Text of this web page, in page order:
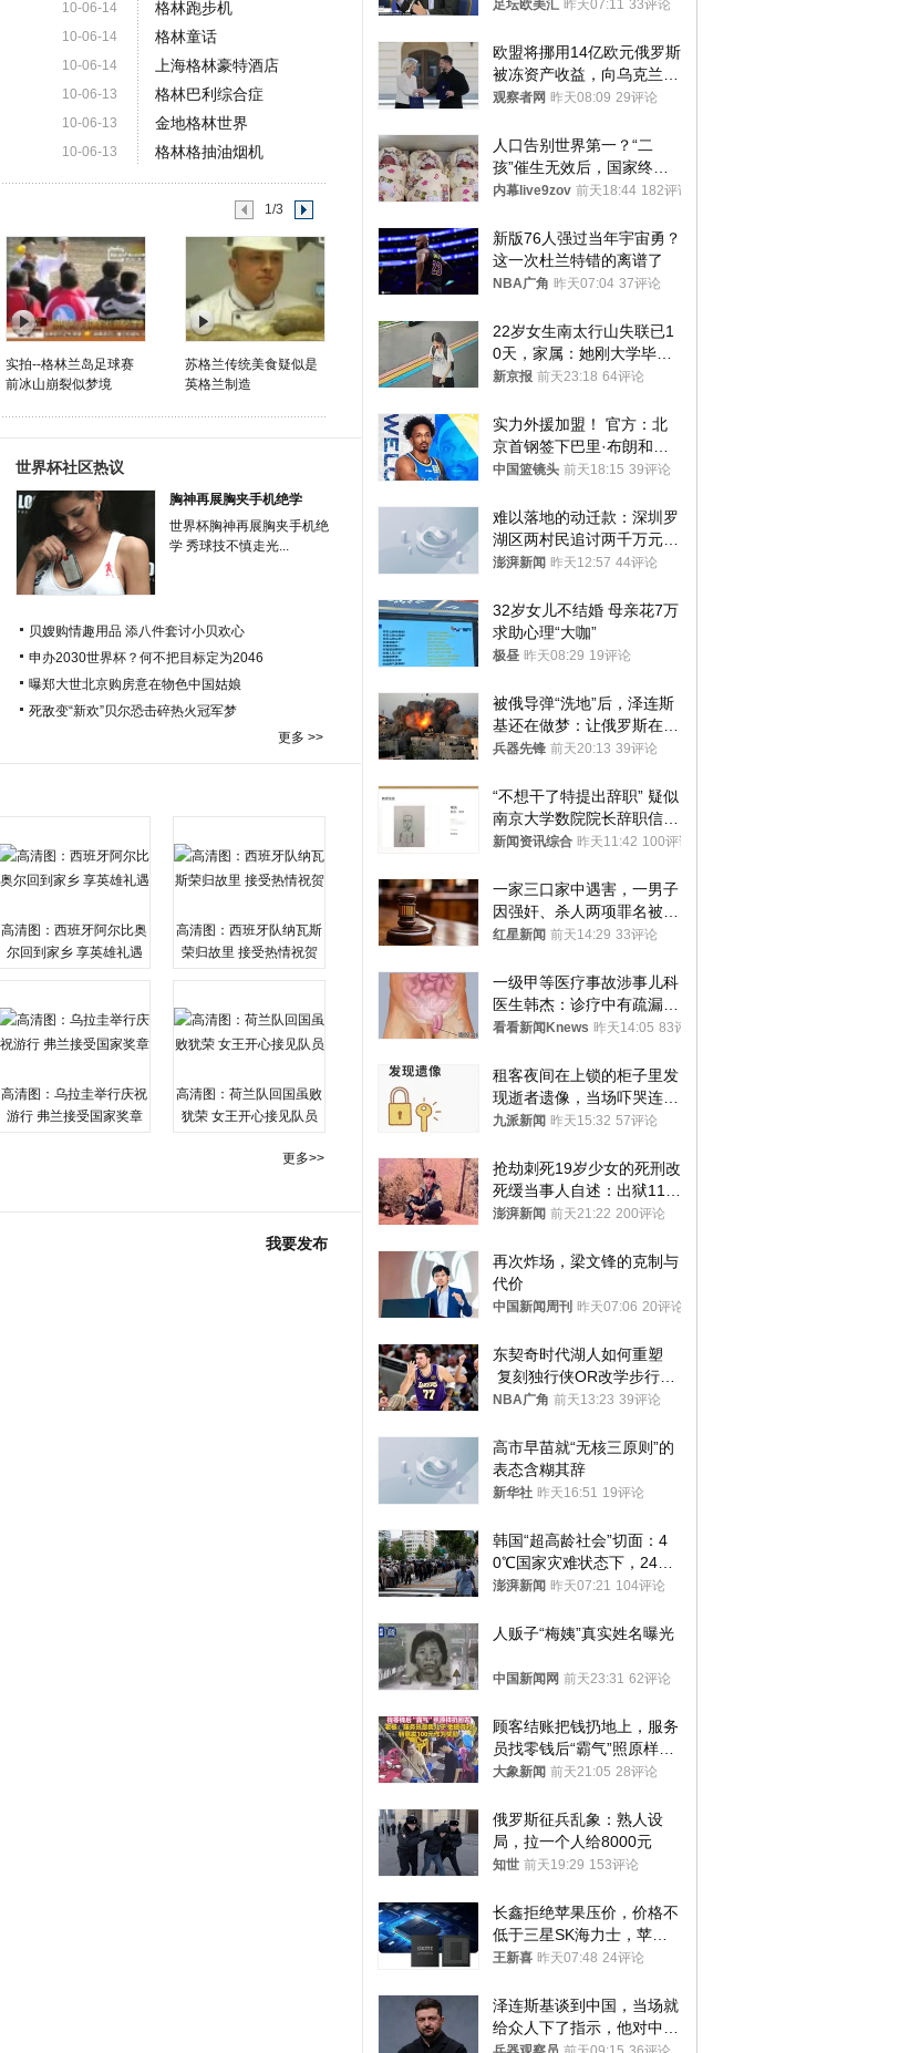
10-06-14
10-06-14
10-06-14
10-06-13
10-06-13
10-06-13
格林跑步机
格林童话
上海格林豪特酒店
格林巴利综合症
金地格林世界
格林格抽油烟机
1/3
实拍--格林兰岛足球赛
前冰山崩裂似梦境
苏格兰传统美食疑似是
英格兰制造
世界杯社区热议
胸神再展胸夹手机绝学
世界杯胸神再展胸夹手机绝
学 秀球技不慎走光...
贝嫂购情趣用品 添八件套讨小贝欢心
申办2030世界杯？何不把目标定为2046
曝郑大世北京购房意在物色中国姑娘
死敌变“新欢”贝尔恐击碎热火冠军梦
更多 >>
高清图：西班牙阿尔比奥
尔回到家乡 享英雄礼遇
高清图：西班牙队纳瓦斯
荣归故里 接受热情祝贺
高清图：乌拉圭举行庆祝
游行 弗兰接受国家奖章
高清图：荷兰队回国虽败
犹荣 女王开心接见队员
更多>>
我要发布
足坛欧美汇 昨天07:11 33评论
欧盟将挪用14亿欧元俄罗斯
被冻资产收益，向乌克兰提
供援助
观察者网 昨天08:09 29评论
人口告别世界第一？“二
孩”催生无效后，国家终于
向住房出手了！
内幕live9zov 前天18:44 182评论
新版76人强过当年宇宙勇？
这一次杜兰特错的离谱了
NBA广角 昨天07:04 37评论
22岁女生南太行山失联已1
0天，家属：她刚大学毕业
想到山里旅行
新京报 前天23:18 64评论
实力外援加盟！ 官方：北
京首钢签下巴里·布朗和桑
普森
中国篮镜头 前天18:15 39评论
难以落地的动迁款：深圳罗
湖区两村民追讨两千万元动
迁款八年未果
澎湃新闻 昨天12:57 44评论
32岁女儿不结婚 母亲花7万
求助心理“大咖”
极昼 昨天08:29 19评论
被俄导弹“洗地”后，泽连斯
基还在做梦：让俄罗斯在冬
季前求和？
兵器先锋 前天20:13 39评论
“不想干了特提出辞职” 疑似
南京大学数院院长辞职信流
传 院方回应
新闻资讯综合 昨天11:42 100评论
一家三口家中遇害，一男子
因强奸、杀人两项罪名被判
死缓 最高检介入后改判无
红星新闻 前天14:29 33评论
一级甲等医疗事故涉事儿科
医生韩杰：诊疗中有疏漏，
我认错，但不能认罪
看看新闻Knews 昨天14:05 83评论
租客夜间在上锁的柜子里发
现逝者遗像，当场吓哭连夜
搬离，房东退还押金
九派新闻 昨天15:32 57评论
抢劫刺死19岁少女的死刑改
死缓当事人自述：出狱11年
间始终刻意躲避被害人家属
澎湃新闻 前天21:22 200评论
再次炸场，梁文锋的克制与
代价
中国新闻周刊 昨天07:06 20评论
东契奇时代湖人如何重塑
复刻独行侠OR改学步行
者？
NBA广角 前天13:23 39评论
高市早苗就“无核三原则”的
表态含糊其辞
新华社 昨天16:51 19评论
韩国“超高龄社会”切面：4
0℃国家灾难状态下，2400
名首尔老人还在巷子里收废
澎湃新闻 昨天07:21 104评论
人贩子“梅姨”真实姓名曝光
中国新闻网 前天23:31 62评论
顾客结账把钱扔地上，服务
员找零钱后“霸气”照原样扔
回去
大象新闻 前天21:05 28评论
俄罗斯征兵乱象：熟人设
局，拉一个人给8000元
知世 前天19:29 153评论
长鑫拒绝苹果压价，价格不
低于三星SK海力士，苹果
失去了议价权
王新喜 昨天07:48 24评论
泽连斯基谈到中国，当场就
给众人下了指示，他对中国